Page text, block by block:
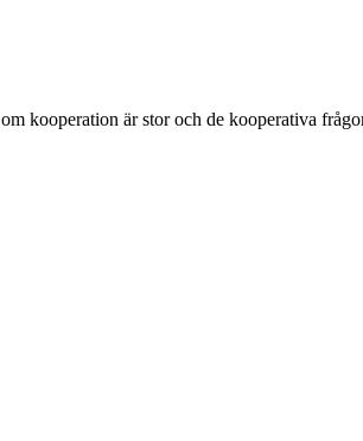
kooperation är stor och de kooperativa